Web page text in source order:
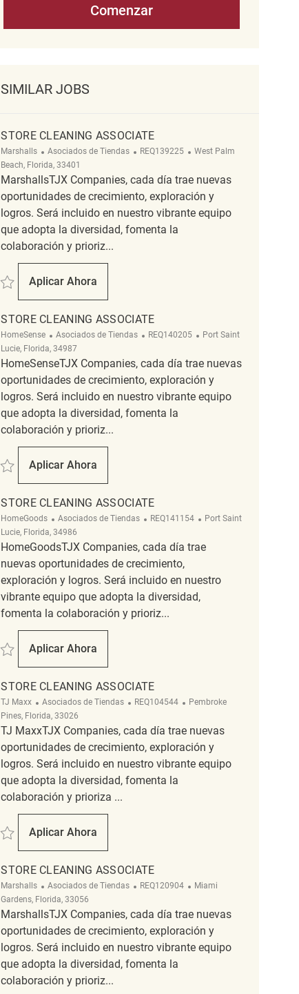
Comenzar
SIMILAR JOBS
STORE CLEANING ASSOCIATE
Marshalls Categoría
Asociados de Tiendas ReqId
REQ139225 Ubicación
West Palm
Beach, Florida, 33401
MarshallsTJX Companies, cada día trae nuevas
oportunidades de crecimiento, exploración y
logros. Será incluido en nuestro vibrante equipo
que adopta la diversidad, fomenta la
colaboración y prioriz...
Salvar Store Cleaning Associate REQ139225
Aplicar Ahora
Store Cleaning Associate
STORE CLEANING ASSOCIATE
HomeSense Categoría
Asociados de Tiendas ReqId
REQ140205 Ubicación
Port Saint
Lucie, Florida, 34987
HomeSenseTJX Companies, cada día trae nuevas
oportunidades de crecimiento, exploración y
logros. Será incluido en nuestro vibrante equipo
que adopta la diversidad, fomenta la
colaboración y prioriz...
Salvar Store Cleaning Associate REQ140205
Aplicar Ahora
Store Cleaning Associate
STORE CLEANING ASSOCIATE
HomeGoods Categoría
Asociados de Tiendas ReqId
REQ141154 Ubicación
Port Saint
Lucie, Florida, 34986
HomeGoodsTJX Companies, cada día trae
nuevas oportunidades de crecimiento,
exploración y logros. Será incluido en nuestro
vibrante equipo que adopta la diversidad,
fomenta la colaboración y prioriz...
Salvar Store Cleaning Associate REQ141154
Aplicar Ahora
Store Cleaning Associate
STORE CLEANING ASSOCIATE
TJ Maxx Categoría
Asociados de Tiendas ReqId
REQ104544 Ubicación
Pembroke
Pines, Florida, 33026
TJ MaxxTJX Companies, cada día trae nuevas
oportunidades de crecimiento, exploración y
logros. Será incluido en nuestro vibrante equipo
que adopta la diversidad, fomenta la
colaboración y prioriza ...
Salvar Store Cleaning Associate REQ104544
Aplicar Ahora
Store Cleaning Associate
STORE CLEANING ASSOCIATE
Marshalls Categoría
Asociados de Tiendas ReqId
REQ120904 Ubicación
Miami
Gardens, Florida, 33056
MarshallsTJX Companies, cada día trae nuevas
oportunidades de crecimiento, exploración y
logros. Será incluido en nuestro vibrante equipo
que adopta la diversidad, fomenta la
colaboración y prioriz...